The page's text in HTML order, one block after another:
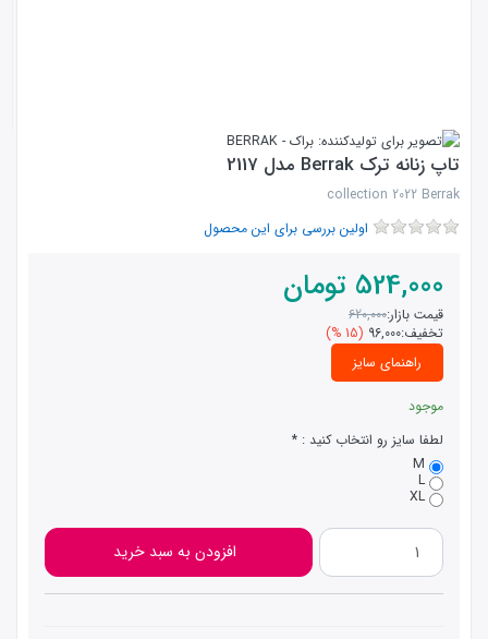
تاپ زنانه ترک Berrak مدل 2117
collection 2022 Berrak
اولین بررسی برای این محصول
524,000 تومان
قیمت بازار:620,000
تخفیف:96,000
(15 %)
راهنمای سایز
موجود
لطفا سایز رو انتخاب کنید :
M
L
XL
افزودن به سبد خرید